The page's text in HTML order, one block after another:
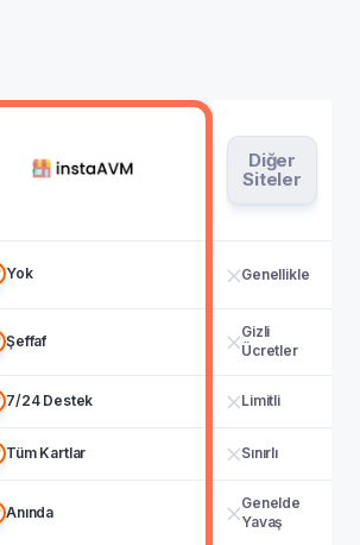
Diğer
Siteler
Yok Genellikle
Şeffaf
Gizli
Ücretler
7/24 Destek Limitli
Tüm Kartlar Sınırlı
Anında
Genelde
Yavaş